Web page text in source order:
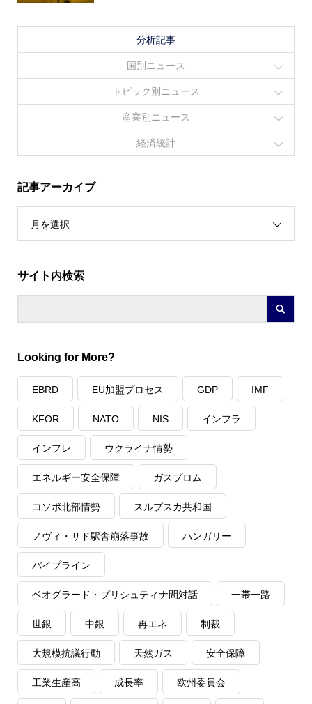
分析記事
国別ニュース
トピック別ニュース
産業別ニュース
経済統計
記事アーカイブ
月を選択
サイト内検索
Looking for More?
EBRD EU加盟プロセス GDP IMF
KFOR NATO NIS インフラ
インフレ ウクライナ情勢
エネルギー安全保障 ガスプロム
コソボ北部情勢 スルプスカ共和国
ノヴィ・サド駅舎崩落事故 ハンガリー
パイプライン
ベオグラード・プリシュティナ間対話 一帯一路
世銀 中銀 再エネ 制裁
大規模抗議行動 天然ガス 安全保障
工業生産高 成長率 欧州委員会